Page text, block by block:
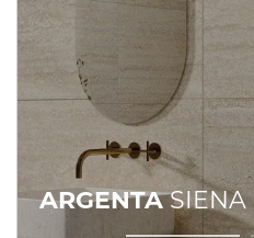
ARGENTASIENA